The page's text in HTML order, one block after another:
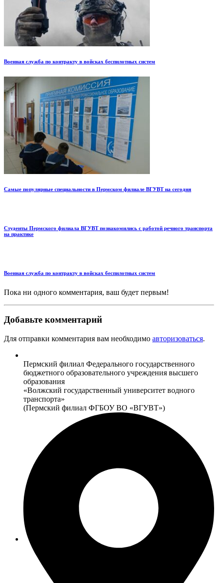
Военная служба по контракту в войсках беспилотных систем
Самые популярные специальности в Пермском филиале ВГУВТ на сегодня
Студенты Пермского филиала ВГУВТ познакомились с работой речного транспорта
на практике
Военная служба по контракту в войсках беспилотных систем
Пока ни одного комментария, ваш будет первым!
Добавьте комментарий
Для отправки комментария вам необходимо авторизоваться.
Пермский филиал Федерального государственного
бюджетного образовательного учреждения высшего
образования
«Волжский государственный университет водного
транспорта»
(Пермский филиал ФГБОУ ВО «ВГУВТ»)